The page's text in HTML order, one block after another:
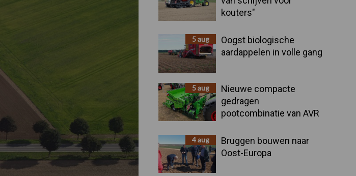
kouters"
5 aug
Oogst biologische
aardappelen in volle gang
5 aug
Nieuwe compacte
gedragen
pootcombinatie van AVR
4 aug
Bruggen bouwen naar
Oost-Europa